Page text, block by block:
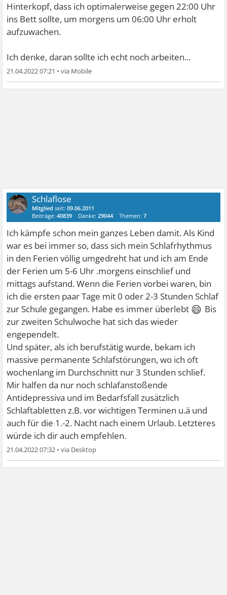
Hinterkopf, dass ich optimalerweise gegen 22:00 Uhr
ins Bett sollte, um morgens um 06:00 Uhr erholt
aufzuwachen.
Ich denke, daran sollte ich echt noch arbeiten...
21.04.2022 07:21 •
Schlaflose
Mitglied seit:09.06.2011
Beiträge:40839 Danke:29044 Themen:7
Ich kämpfe schon mein ganzes Leben damit. Als Kind
war es bei immer so, dass sich mein Schlafrhythmus
in den Ferien völlig umgedreht hat und ich am Ende
der Ferien um 5-6 Uhr .morgens einschlief und
mittags aufstand. Wenn die Ferien vorbei waren, bin
ich die ersten paar Tage mit 0 oder 2-3 Stunden Schlaf
zur Schule gegangen. Habe es immer überlebt 😄 Bis
zur zweiten Schulwoche hat sich das wieder
engependelt.
Und später, als ich berufstätig wurde, bekam ich
massive permanente Schlafstörungen, wo ich oft
wochenlang im Durchschnitt nur 3 Stunden schlief.
Mir halfen da nur noch schlafanstoßende
Antidepressiva und im Bedarfsfall zusätzlich
Schlaftabletten z.B. vor wichtigen Terminen u.ä und
auch für die 1.-2. Nacht nach einem Urlaub. Letzteres
würde ich dir auch empfehlen.
21.04.2022 07:32 •